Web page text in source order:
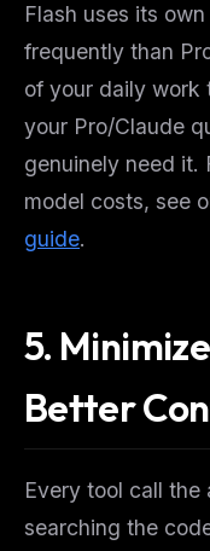
Flash uses its
frequently than
of your daily work
your Pro/Claude
genuinely need it.
model costs, see
guide.
5.
Better
Every tool call
searching the